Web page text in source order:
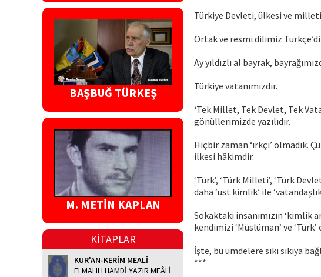
BAŞBUĞ TÜRKEŞ
M. METİN KAPLAN
KİTAPLAR
KUR'AN-KERİM MEALİ
ELMALILI HAMDİ YAZIR MEÂLİ
Türkiye Devleti, ülkesi ve
Ortak ve resmi dilimiz
Ay yıldızlı al bayrak,
Türkiye vatanımızdır.
‘Tek Millet, Tek Devlet, Tek
gönüllerimizde yazılıdır.
Hiçbir zaman ‘ırkçı’ olmadık.
ilkesi hâkimdir.
‘Türk’, ‘Türk Milleti’, ‘Türk
daha ‘üst kimlik’ ile
Sokaktaki insanımızın ‘kimlik
kendimizi ‘Müslüman’ ve
İşte, bu umdelere sıkı sıkıya
***